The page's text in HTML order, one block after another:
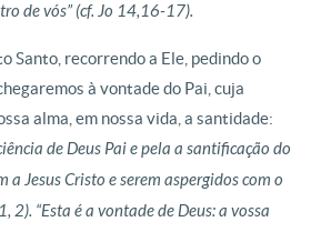
de vós” (cf. Jo 14,16-17).
Santo, recorrendo a Ele, pedindo o
à vontade do Pai, cuja
alma, em nossa vida, a santidade:
de Deus Pai e pela a santificação do
a Jesus Cristo e serem aspergidos com o
2). “Esta é a vontade de Deus: a vossa